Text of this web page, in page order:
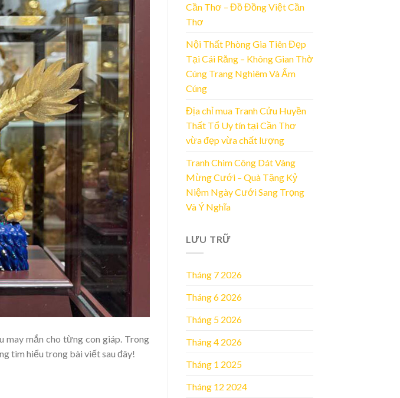
may mắn cho từng con giáp. Trong
tìm hiểu trong bài viết sau đây!
Cần Thơ – Đồ Đồng Việt Cần
Thơ
Nội Thất Phòng Gia Tiên Đẹp
Tại Cái Răng – Không Gian Thờ
Cúng Trang Nghiêm Và Ấm
Cúng
Địa chỉ mua Tranh Cửu Huyền
Thất Tổ Uy tín tại Cần Thơ
vừa đẹp vừa chất lượng
Tranh Chim Công Dát Vàng
Mừng Cưới – Quà Tặng Kỷ
Niệm Ngày Cưới Sang Trọng
Và Ý Nghĩa
LƯU TRỮ
Tháng 7 2026
Tháng 6 2026
Tháng 5 2026
Tháng 4 2026
Tháng 1 2025
Tháng 12 2024